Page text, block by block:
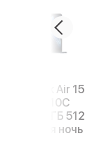
MacBook Air 15
CPU, 10C
2025) 16 ГБ 512
темная ночь